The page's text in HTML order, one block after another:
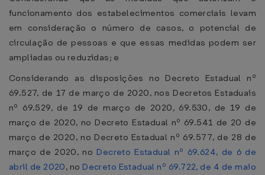
funcionamento dos estabelecimentos comerciais levam
em consideração o número de casos, o potencial de
circulação de pessoas e que essas medidas podem ser
ampliadas ou reduzidas; e
Considerando as disposições no Decreto Estadual nº
69.527, de 17 de março de 2020, nos Decretos Estaduais
nº 69.529, de 19 de março de 2020, 69.530, de 19 de
março de 2020, no Decreto Estadual nº 69.541 de 20 de
março de 2020, no Decreto Estadual nº 69.577, de 28 de
março de 2020, no Decreto Estadual nº 69.624, de 6 de
abril de 2020, no Decreto Estadual nº 69.722, de 4 de maio